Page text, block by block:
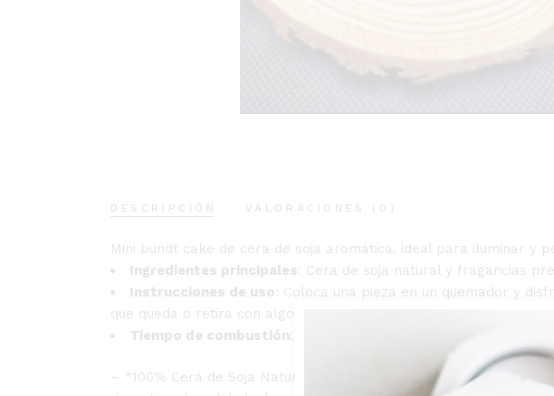
DESCRIPCIÓN VALORACIONES (0)
Mini bundt cake de cera de soja aromática, ideal para iluminar y
Ingredientes principales : Cera de soja natural y fragancias
Instrucciones de uso : Coloca una pieza en un quemador y
que queda o retira con algodones.
Tiempo de combustión
– *100% Cera de Soja Natural:* Nuestras velas están hechas